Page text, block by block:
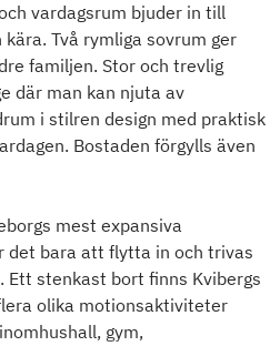
vardagsrum bjuder in till
Två rymliga sovrum ger
familjen. Stor och trevlig
där man kan njuta av
i stilren design med praktisk
Bostaden förgylls även
mest expansiva
det bara att flytta in och trivas
stenkast bort finns Kvibergs
olika motionsaktiviteter
gym,